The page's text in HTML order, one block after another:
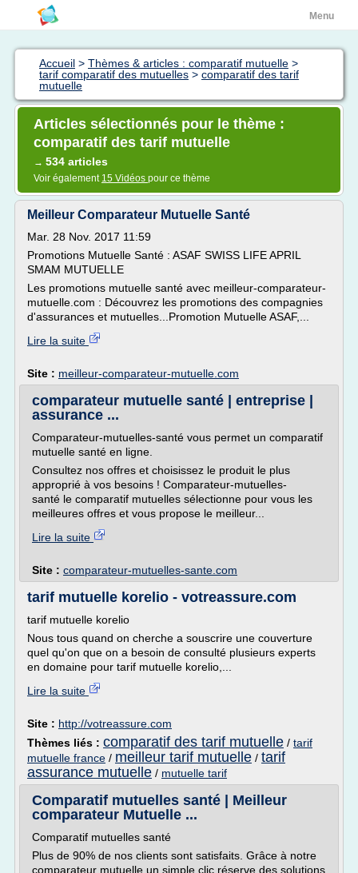
Menu
Accueil > Thèmes & articles : comparatif mutuelle >
tarif comparatif des mutuelles > comparatif des tarif
mutuelle
Articles sélectionnés pour le thème :
comparatif des tarif mutuelle
→ 534 articles
Voir également 15 Vidéos pour ce thème
Meilleur Comparateur Mutuelle Santé
Mar. 28 Nov. 2017 11:59
Promotions Mutuelle Santé : ASAF SWISS LIFE APRIL
SMAM MUTUELLE
Les promotions mutuelle santé avec meilleur-comparateur-
mutuelle.com : Découvrez les promotions des compagnies
d'assurances et mutuelles...Promotion Mutuelle ASAF,...
Lire la suite
Site : meilleur-comparateur-mutuelle.com
comparateur mutuelle santé | entreprise |
assurance ...
Comparateur-mutuelles-santé vous permet un comparatif
mutuelle santé en ligne.
Consultez nos offres et choisissez le produit le plus
approprié à vos besoins ! Comparateur-mutuelles-
santé le comparatif mutuelles sélectionne pour vous les
meilleures offres et vous propose le meilleur...
Lire la suite
Site : comparateur-mutuelles-sante.com
tarif mutuelle korelio - votreassure.com
tarif mutuelle korelio
Nous tous quand on cherche a souscrire une couverture
quel qu'on que on a besoin de consulté plusieurs experts
en domaine pour tarif mutuelle korelio,...
Lire la suite
Site : http://votreassure.com
Thèmes liés : comparatif des tarif mutuelle / tarif
mutuelle france / meilleur tarif mutuelle / tarif
assurance mutuelle / mutuelle tarif
Comparatif mutuelles santé | Meilleur
comparateur Mutuelle ...
Comparatif mutuelles santé
Plus de 90% de nos clients sont satisfaits. Grâce à notre
comparateur mutuelle un simple clic réserve des solutions